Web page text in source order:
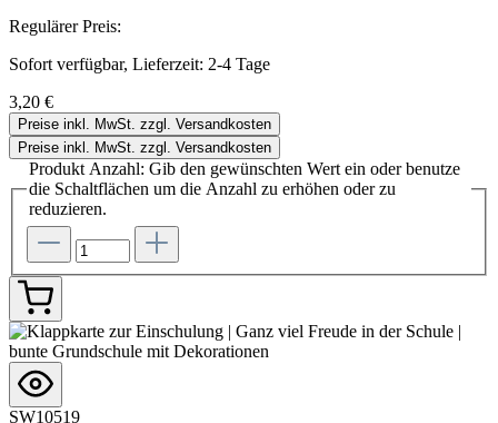
Regulärer Preis:
Sofort verfügbar, Lieferzeit: 2-4 Tage
3,20 €
Preise inkl. MwSt. zzgl. Versandkosten
Preise inkl. MwSt. zzgl. Versandkosten
Produkt Anzahl: Gib den gewünschten Wert ein oder benutze
die Schaltflächen um die Anzahl zu erhöhen oder zu
reduzieren.
SW10519